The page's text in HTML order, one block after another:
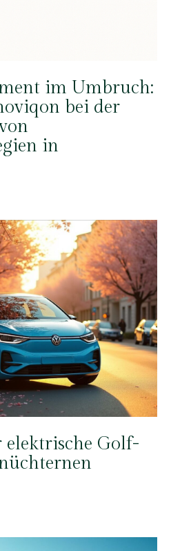
im Umbruch:
bei der
in
Golf-